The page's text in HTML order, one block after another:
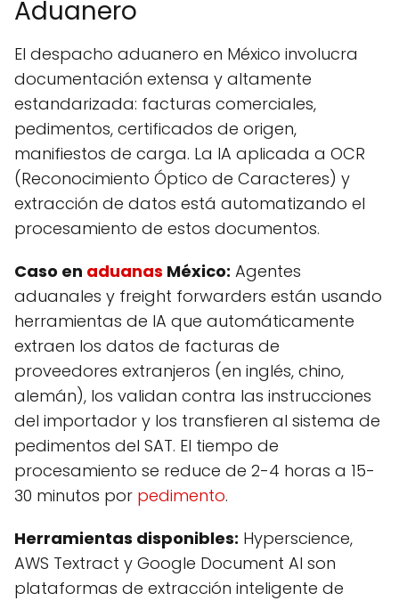
Aduanero
El despacho aduanero en México involucra
documentación extensa y altamente
estandarizada: facturas comerciales,
pedimentos, certificados de origen,
manifiestos de carga. La IA aplicada a OCR
(Reconocimiento Óptico de Caracteres) y
extracción de datos está automatizando el
procesamiento de estos documentos.
Caso en aduanas México: Agentes
aduanales y freight forwarders están usando
herramientas de IA que automáticamente
extraen los datos de facturas de
proveedores extranjeros (en inglés, chino,
alemán), los validan contra las instrucciones
del importador y los transfieren al sistema de
pedimentos del SAT. El tiempo de
procesamiento se reduce de 2-4 horas a 15-
30 minutos por pedimento.
Herramientas disponibles: Hyperscience,
AWS Textract y Google Document AI son
plataformas de extracción inteligente de